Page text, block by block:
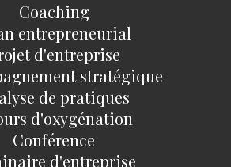
Coaching
entrepreneurial
d'entreprise
stratégique
de pratiques
d'oxygénation
Conférence
d'entreprise